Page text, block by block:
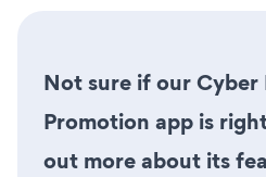
Not sure if our Cyber
Promotion app is
out more about its